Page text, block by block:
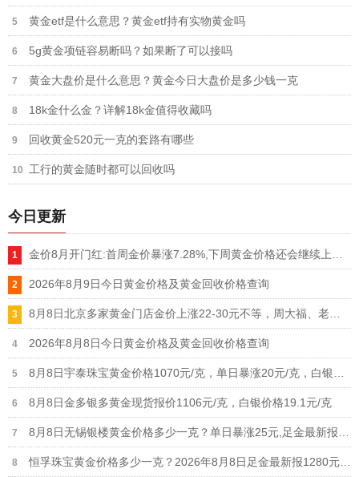
黄金etf是什么意思？黄金etf持有实物黄金吗
5g黄金项链容易断吗？如果断了可以接吗
黄金大盘价是什么意思？黄金今日大盘价是多少钱一克
18k金什么金？详解18k金值得收藏吗
回收黄金520元一克的套路有哪些
工行的黄金随时都可以回收吗
今日更新
2026年8月9日今日黄金价格及黄金回收价格查询
2026年8月8日今日黄金价格及黄金回收价格查询
8月8日金多银多黄金现货报价1106元/克，白银价格19.1元/克